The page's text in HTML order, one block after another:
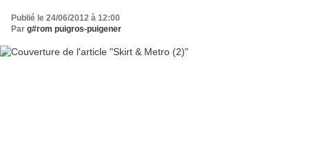
Publié le 24/06/2012 à 12:00
Par g#rom puigros-puigener